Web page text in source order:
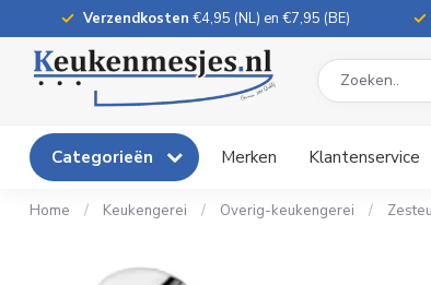
Verzendkosten €4,95 (NL) en €7,95 (BE)
Categorieën Merken Klantenservice
Home / Keukengerei / Overig-keukengerei /